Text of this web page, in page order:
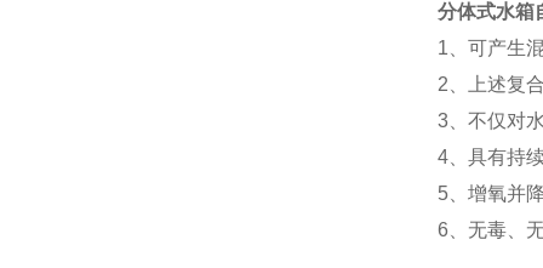
分体式水箱
1、可产生
2、上述复
3、不仅对
4、具有持
5、增氧并
6、无毒